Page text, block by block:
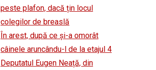
peste plafon, dacă țin locul
colegilor de breaslă
În arest, după ce și-a omorât
câinele aruncându-l de la etajul 4
Deputatul Eugen Neață, din